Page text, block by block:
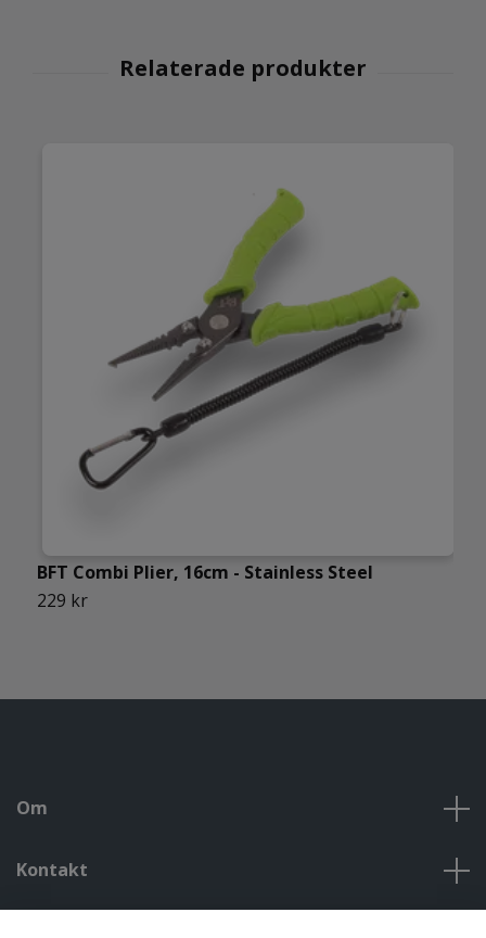
BFT Combi Plier, 16cm - Stainless Steel
229 kr
Om
Kontakt